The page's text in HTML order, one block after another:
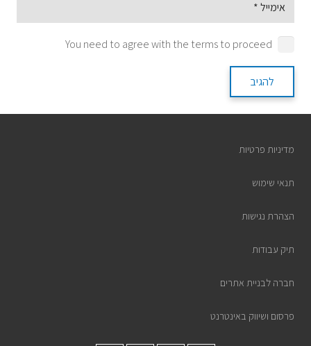
You need to agree with the terms to proceed
להגיב
מדיניות פרטיות
תנאי שימוש
הצהרת נגישות
תיק עבודות
חברה לבניית אתרים
פרסום ושיווק באינטרנט